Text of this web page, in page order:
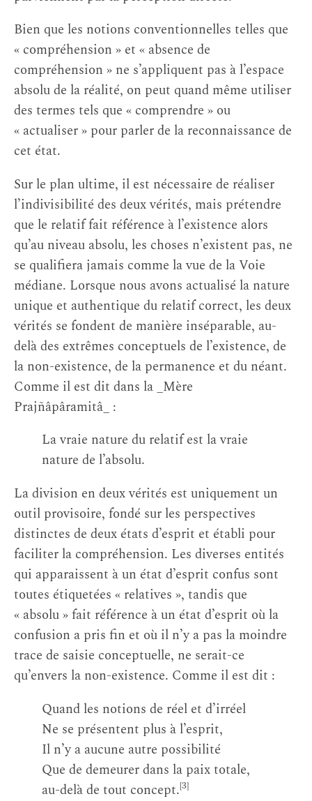
Bien que les notions conventionnelles telles que
« compréhension » et « absence de
compréhension » ne s’appliquent pas à l’espace
absolu de la réalité, on peut quand même utiliser
des termes tels que « comprendre » ou
« actualiser » pour parler de la reconnaissance de
cet état.
Sur le plan ultime, il est nécessaire de réaliser
l’indivisibilité des deux vérités, mais prétendre
que le relatif fait référence à l’existence alors
qu’au niveau absolu, les choses n’existent pas, ne
se qualifiera jamais comme la vue de la Voie
médiane. Lorsque nous avons actualisé la nature
unique et authentique du relatif correct, les deux
vérités se fondent de manière inséparable, au-
delà des extrêmes conceptuels de l’existence, de
la non-existence, de la permanence et du néant.
Comme il est dit dans la _Mère
Prajñâpâramitâ_ :
La vraie nature du relatif est la vraie
nature de l’absolu.
La division en deux vérités est uniquement un
outil provisoire, fondé sur les perspectives
distinctes de deux états d’esprit et établi pour
faciliter la compréhension. Les diverses entités
qui apparaissent à un état d’esprit confus sont
toutes étiquetées « relatives », tandis que
« absolu » fait référence à un état d’esprit où la
confusion a pris fin et où il n’y a pas la moindre
trace de saisie conceptuelle, ne serait-ce
qu’envers la non-existence. Comme il est dit :
Quand les notions de réel et d’irréel
Ne se présentent plus à l’esprit,
Il n’y a aucune autre possibilité
Que de demeurer dans la paix totale,
au-delà de tout concept.[3]